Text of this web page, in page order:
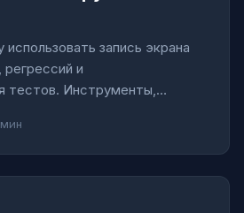
запись экрана
и
тестов. Инструменты,